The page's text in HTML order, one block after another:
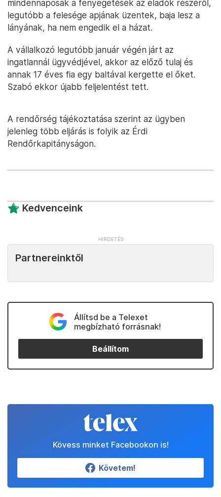
mindennaposak a fenyegetések az eladók részéről,
legutóbb a felesége apjának üzentek, baja lesz a
lányának, ha nem engedik el a házat.
A vállalkozó legutóbb január végén járt az
ingatlannál ügyvédjével, akkor az előző tulaj és
annak 17 éves fia egy baltával kergette el őket.
Szabó ekkor újabb feljelentést tett.
A rendőrség tájékoztatása szerint az ügyben
jelenleg több eljárás is folyik az Érdi
Rendőrkapitányságon.
Kedvenceink
Partnereinktől
Állítsd be a Telexet
megbízható forrásnak!
Beállítom
Kövess minket Facebookon is!
Követem!